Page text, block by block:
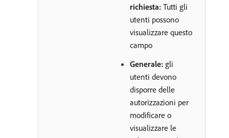
richiesta: Tutti gli
utenti possono
visualizzare questo
campo
Generale: gli
utenti devono
disporre delle
autorizzazioni per
modificare o
visualizzare le